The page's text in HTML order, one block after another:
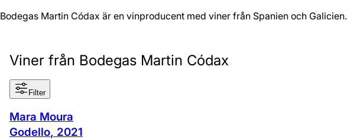
Bodegas Martin Códax är en vinproducent med viner från Spanien och Galicien.
Viner från Bodegas Martin Códax
Filter
Mara Moura
Godello, 2021